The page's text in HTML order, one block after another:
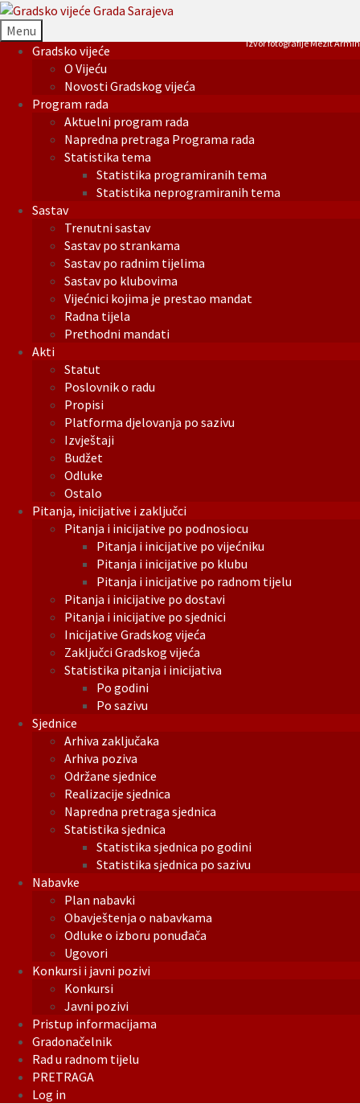
Menu
Gradsko vijeće
O Vijeću
Novosti Gradskog vijeća
Program rada
Aktuelni program rada
Napredna pretraga Programa rada
Statistika tema
Statistika programiranih tema
Statistika neprogramiranih tema
Sastav
Trenutni sastav
Sastav po strankama
Sastav po radnim tijelima
Sastav po klubovima
Vijećnici kojima je prestao mandat
Radna tijela
Prethodni mandati
Akti
Statut
Poslovnik o radu
Propisi
Platforma djelovanja po sazivu
Izvještaji
Budžet
Odluke
Ostalo
Pitanja, inicijative i zaključci
Pitanja i inicijative po podnosiocu
Pitanja i inicijative po vijećniku
Pitanja i inicijative po klubu
Pitanja i inicijative po radnom tijelu
Pitanja i inicijative po dostavi
Pitanja i inicijative po sjednici
Inicijative Gradskog vijeća
Zaključci Gradskog vijeća
Statistika pitanja i inicijativa
Po godini
Po sazivu
Sjednice
Arhiva zaključaka
Arhiva poziva
Održane sjednice
Realizacije sjednica
Napredna pretraga sjednica
Statistika sjednica
Statistika sjednica po godini
Statistika sjednica po sazivu
Nabavke
Plan nabavki
Obavještenja o nabavkama
Odluke o izboru ponuđača
Ugovori
Konkursi i javni pozivi
Konkursi
Javni pozivi
Pristup informacijama
Gradonačelnik
Rad u radnom tijelu
PRETRAGA
Log in
Izvor fotografije Mezit Armin